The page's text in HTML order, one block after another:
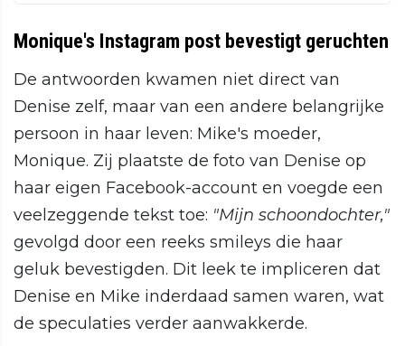
Monique's Instagram post bevestigt geruchten
De antwoorden kwamen niet direct van
Denise zelf, maar van een andere belangrijke
persoon in haar leven: Mike's moeder,
Monique. Zij plaatste de foto van Denise op
haar eigen Facebook-account en voegde een
veelzeggende tekst toe: "Mijn schoondochter,"
gevolgd door een reeks smileys die haar
geluk bevestigden. Dit leek te impliceren dat
Denise en Mike inderdaad samen waren, wat
de speculaties verder aanwakkerde.